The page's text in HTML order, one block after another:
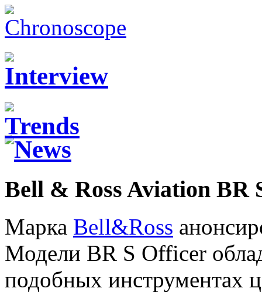
Bell & Ross Aviation BR
Марка Bell&Ross
Модели BR S Officer
подобных инструментах